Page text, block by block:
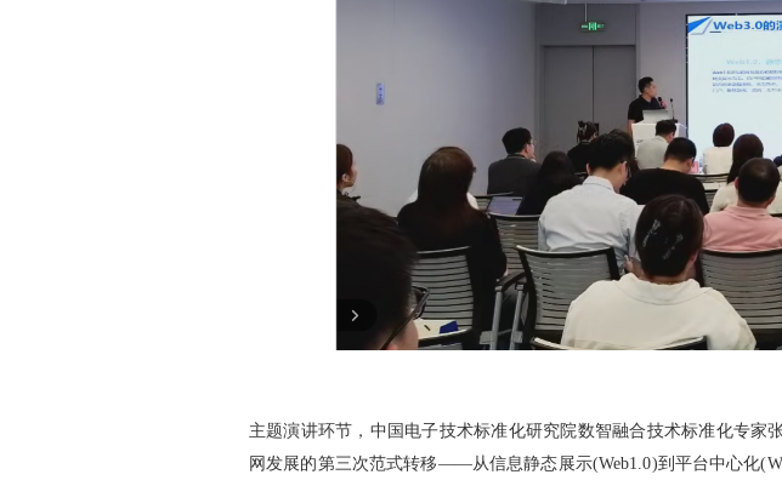
主题演讲环节，中国电子技术标准化研究院数智融合技术标准化专家
网发展的第三次范式转移——从信息静态展示(Web1.0)到平台中心化